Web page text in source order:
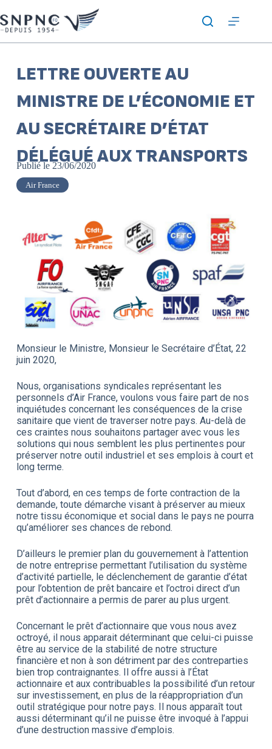
LETTRE OUVERTE AU
MINISTRE DE L’ÉCONOMIE ET
AU SECRÉTAIRE D’ÉTAT
DÉLÉGUÉ AUX TRANSPORTS
Publié le 23/06/2020
Air France
Monsieur le Ministre, Monsieur le Secrétaire d’État, 22
juin 2020,
Nous, organisations syndicales représentant les
personnels d’Air France, voulons vous faire part de nos
inquiétudes concernant les conséquences de la crise
sanitaire que vient de traverser notre pays. Au-delà de
ces craintes nous souhaitons partager avec vous les
solutions qui nous semblent les plus pertinentes pour
préserver notre outil industriel et ses emplois à court et
long terme.
Tout d’abord, en ces temps de forte contraction de la
demande, toute démarche visant à préserver au mieux
notre tissu économique et social dans le pays ne pourra
qu’améliorer ses chances de rebond.
D’ailleurs le premier plan du gouvernement à l’attention
de notre entreprise permettant l’utilisation du système
d’activité partielle, le déclenchement de garantie d’état
pour l’obtention de prêt bancaire et l’octroi direct d’un
prêt d’actionnaire a permis de parer au plus urgent.
Concernant le prêt d’actionnaire que vous nous avez
octroyé, il nous apparait déterminant que celui-ci puisse
être au service de la stabilité de notre structure
financière et non à son détriment par des contreparties
bien trop contraignantes. Il offre aussi à l’État
actionnaire et aux contribuables la possibilité d’un retour
sur investissement, en plus de la réappropriation d’un
outil stratégique pour notre pays. Il nous apparaît tout
aussi déterminant qu’il ne puisse être invoqué à l’appui
d’une destruction massive d’emplois.